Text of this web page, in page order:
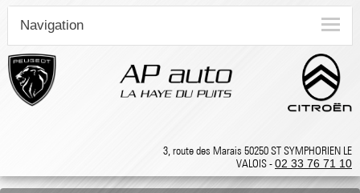
Navigation
3, route des Marais 50250 ST SYMPHORIEN LE
VALOIS -02 33 76 71 10